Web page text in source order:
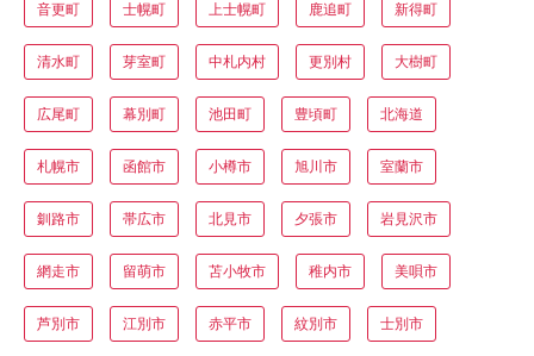
音更町 士幌町 上士幌町 鹿追町 新得町
清水町 芽室町 中札内村 更別村 大樹町
広尾町 幕別町 池田町 豊頃町 北海道
札幌市 函館市 小樽市 旭川市 室蘭市
釧路市 帯広市 北見市 夕張市 岩見沢市
網走市 留萌市 苫小牧市 稚内市 美唄市
芦別市 江別市 赤平市 紋別市 士別市